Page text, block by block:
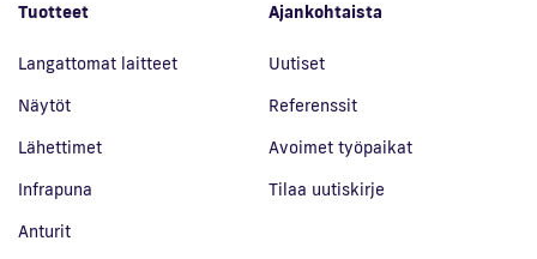
Tuotteet
Langattomat laitteet
Näytöt
Lähettimet
Infrapuna
Anturit
Ajankohtaista
Uutiset
Referenssit
Avoimet työpaikat
Tilaa uutiskirje